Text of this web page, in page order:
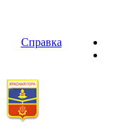
Справка